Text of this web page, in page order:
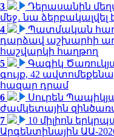
3
Դերասանին
մեջ․ նա ձերբակալվել
4
Պատմական
դարձավ աշխարհի
հաշվարկի հաղթող
5
Գագիկ
գույք, 42 ավտոմեքենա,
հազար դրամ
6
Սուրեն
ժամկետային
7
10 միլիոն
Արգենտինային ԱԱ-